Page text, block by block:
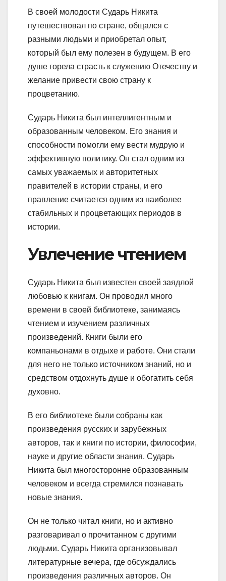
В своей молодости Сударь Никита
путешествовал по стране, общался с
разными людьми и приобретал опыт,
который был ему полезен в будущем. В его
душе горела страсть к служению Отечеству и
желание привести свою страну к
процветанию.
Сударь Никита был интеллигентным и
образованным человеком. Его знания и
способности помогли ему вести мудрую и
эффективную политику. Он стал одним из
самых уважаемых и авторитетных
правителей в истории страны, и его
правление считается одним из наиболее
стабильных и процветающих периодов в
истории.
Увлечение чтением
Сударь Никита был известен своей заядлой
любовью к книгам. Он проводил много
времени в своей библиотеке, занимаясь
чтением и изучением различных
произведений. Книги были его
компаньонами в отдыхе и работе. Они стали
для него не только источником знаний, но и
средством отдохнуть душе и обогатить себя
духовно.
В его библиотеке были собраны как
произведения русских и зарубежных
авторов, так и книги по истории, философии,
науке и другие области знания. Сударь
Никита был многосторонне образованным
человеком и всегда стремился познавать
новые знания.
Он не только читал книги, но и активно
разговаривал о прочитанном с другими
людьми. Сударь Никита организовывал
литературные вечера, где обсуждались
произведения различных авторов. Он